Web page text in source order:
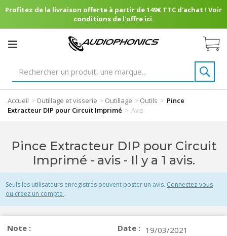
Profitez de la livraison offerte à partir de 149€ TTC d'achat ! Voir
conditions de l'offre ici.
Accueil > Outillage et visserie > Outillage > Outils > Pince
Extracteur DIP pour Circuit Imprimé > Avis
Pince Extracteur DIP pour Circuit
Imprimé - avis - Il y a 1 avis.
Seuls les utilisateurs enregistrés peuvent poster un avis. Connectez-vous
ou créez un compte .
Note : Date : 19/03/2021